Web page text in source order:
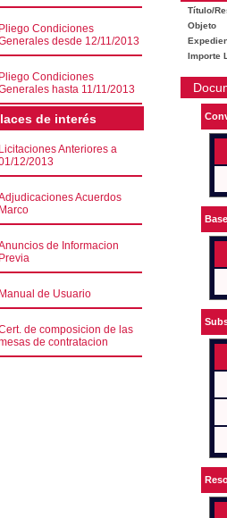
Pliego Condiciones
desde 12/11/2013
Pliego Condiciones
hasta 11/11/2013
de interés
Licitaciones Anteriores a
12/2013
Acuerdos
Marco
de Informacion
Previa
Manual de Usuario
de composicion de las
de contratacion
Título/
Objeto
Importe